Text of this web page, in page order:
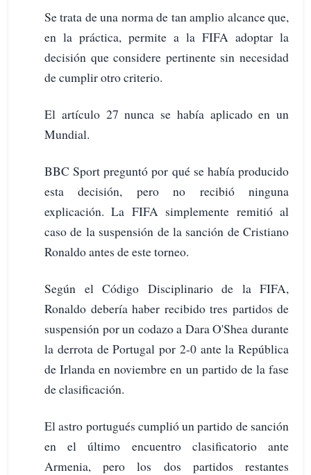
Se trata de una norma de tan amplio alcance que,
en la práctica, permite a la FIFA adoptar la
decisión que considere pertinente sin necesidad
de cumplir otro criterio.
El artículo 27 nunca se había aplicado en un
Mundial.
BBC Sport preguntó por qué se había producido
esta decisión, pero no recibió ninguna
explicación. La FIFA simplemente remitió al
caso de la suspensión de la sanción de Cristiano
Ronaldo antes de este torneo.
Según el Código Disciplinario de la FIFA,
Ronaldo debería haber recibido tres partidos de
suspensión por un codazo a Dara O'Shea durante
la derrota de Portugal por 2-0 ante la República
de Irlanda en noviembre en un partido de la fase
de clasificación.
El astro portugués cumplió un partido de sanción
en el último encuentro clasificatorio ante
Armenia, pero los dos partidos restantes